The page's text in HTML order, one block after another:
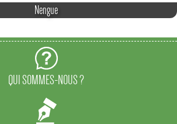
Nengue
QUI SOMMES-NOUS ?